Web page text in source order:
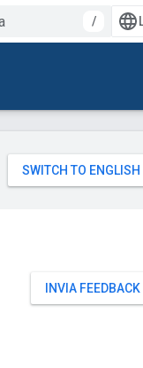
/
INVIA FEEDBACK